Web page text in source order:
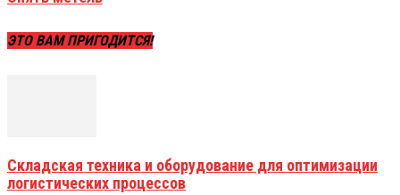
ЭТО ВАМ ПРИГОДИТСЯ!
Складская техника и оборудование для оптимизации
логистических процессов